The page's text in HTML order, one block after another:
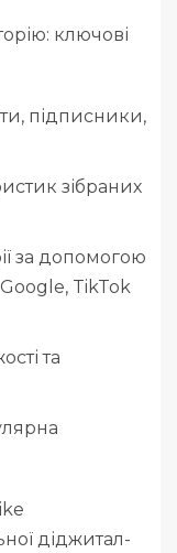
ключові
підписники,
зібраних
за допомогою
TikTok
та
діджитал-